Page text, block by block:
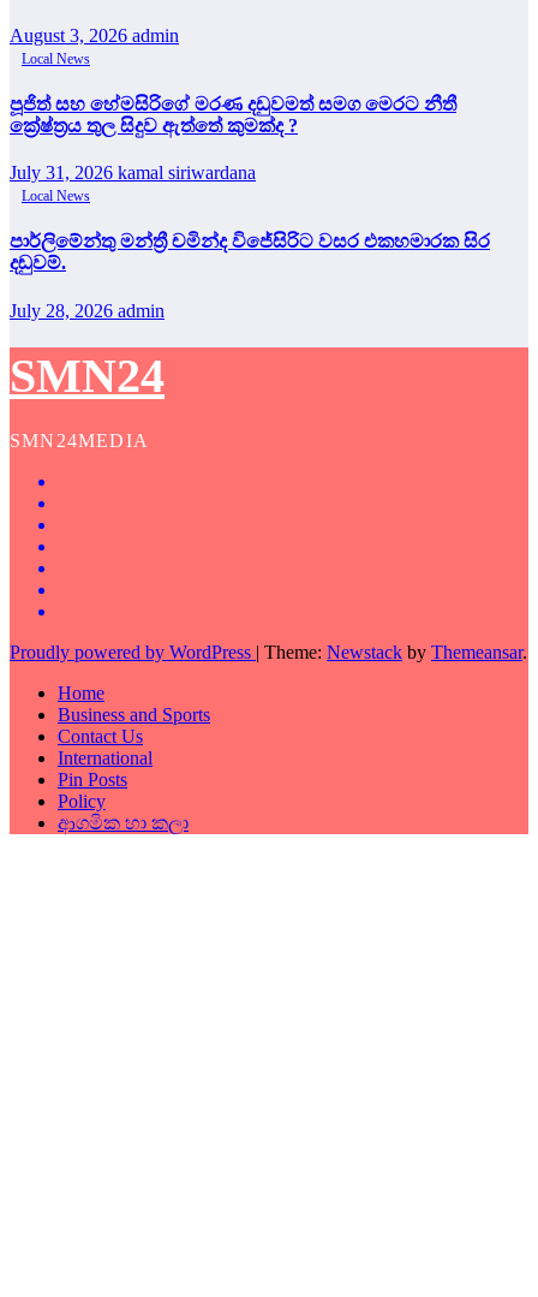
August 3, 2026 admin
Local News
පූජිත් සහ හේමසිරිගේ මරණ දඩුවමත් සමග මෙරට නීතී
ක්‍රේෂ්ත්‍රය තුල සිදුව ඇත්තේ කුමක්ද ?
July 31, 2026 kamal siriwardana
Local News
පාර්ලිමේන්තු මන්ත්‍රී චමින්ද විජේසිරිට වසර එකහමාරක සිර
දඬුවම්.
July 28, 2026 admin
SMN24
SMN24MEDIA
Proudly powered by WordPress | Theme: Newstack by Themeansar.
Home
Business and Sports
Contact Us
International
Pin Posts
Policy
ආගමික හා කලා